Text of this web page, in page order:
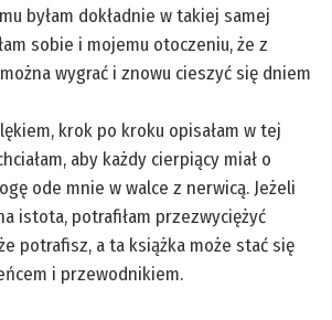
byłam dokładnie w takiej samej
sobie i mojemu otoczeniu, że z
wygrać i znowu cieszyć się dniem
krok po kroku opisałam w tej
aby każdy cierpiący miał o
ode mnie w walce z nerwicą. Jeżeli
istota, potrafiłam przezwyciężyć
potrafisz, a ta książka może stać się
i przewodnikiem.